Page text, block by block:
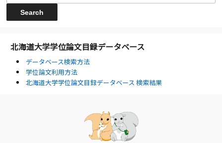
北海道大学学位論文目録データベース
データベース検索方法
学位論文利用方法
北海道大学学位論文目録データベース 検索結果